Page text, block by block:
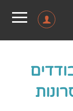
בודדים